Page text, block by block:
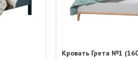
Кровать Грета №1